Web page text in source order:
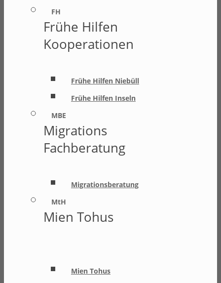
FH
Frühe Hilfen
Kooperationen
Frühe Hilfen Niebüll
Frühe Hilfen Inseln
MBE
Migrations
Fachberatung
Migrationsberatung
MtH
Mien Tohus
Mien Tohus